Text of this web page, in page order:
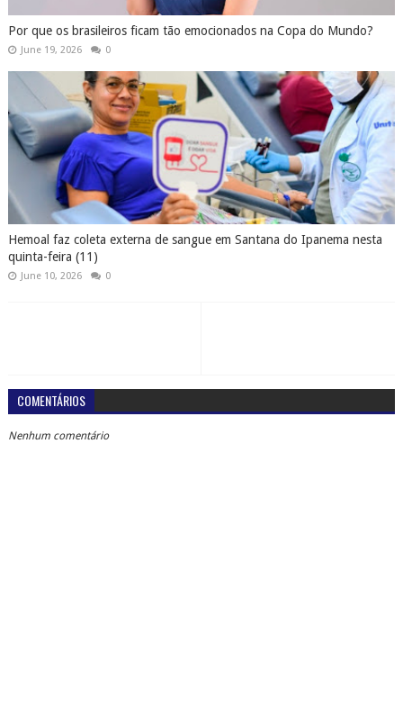
Por que os brasileiros ficam tão emocionados na Copa do Mundo?
June 19, 2026 0
Hemoal faz coleta externa de sangue em Santana do Ipanema nesta
quinta-feira (11)
June 10, 2026 0
COMENTÁRIOS
Nenhum comentário